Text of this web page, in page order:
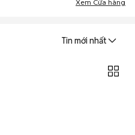
Xem Cửa hàng
Tin mới nhất